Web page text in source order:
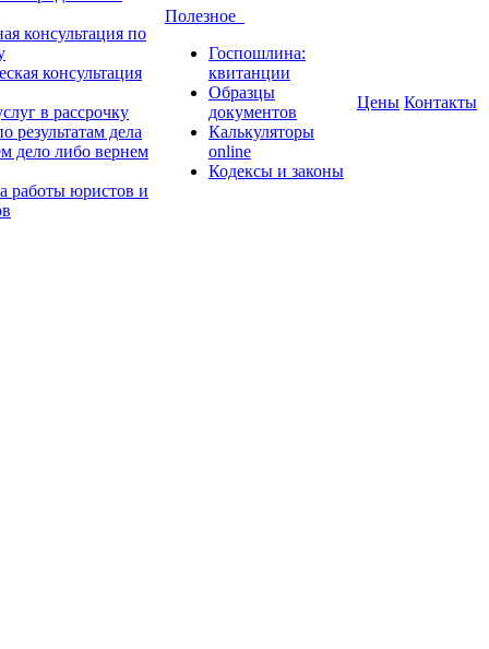
консультация по
консультация
в рассрочку
результатам дела
дело либо вернем
работы юристов и
Полезное
Госпошлина:
квитанции
Образцы
документов
Калькуляторы
online
Кодексы и законы
Цены Контакты